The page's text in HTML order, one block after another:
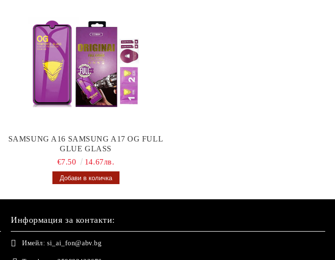
SAMSUNG A16 SAMSUNG A17 OG FULL
GLUE GLASS
€7.50
14.67лв.
Информация за контакти:
Имейл: si_ai_fon@abv.bg